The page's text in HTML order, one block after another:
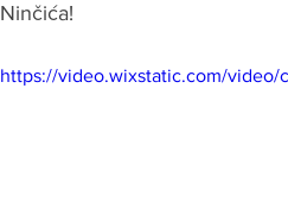
Ninčića!
https://video.wixstatic.com/